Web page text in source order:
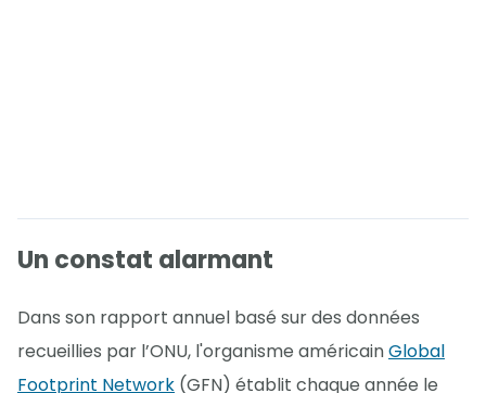
Un constat alarmant
Dans son rapport annuel basé sur des données
recueillies par l’ONU, l'organisme américainGlobal
Footprint Network (GFN) établit chaque année le